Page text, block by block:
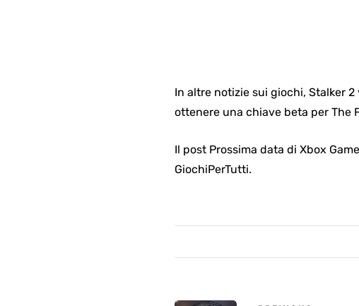
In altre notizie sui giochi, Stalker
ottenere una chiave beta per The
Il post Prossima data di Xbox
GiochiPerTutti.